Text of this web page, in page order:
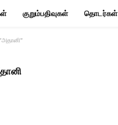
குறும்பதிவுகள் தொடர்கள்